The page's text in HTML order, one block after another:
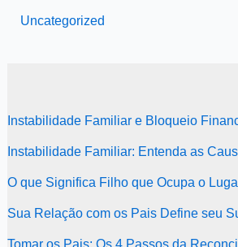
Uncategorized
Instabilidade Familiar e Bloqueio
Instabilidade Familiar: Entenda as
O que Significa Filho que Ocupa o
Sua Relação com os Pais Define seu